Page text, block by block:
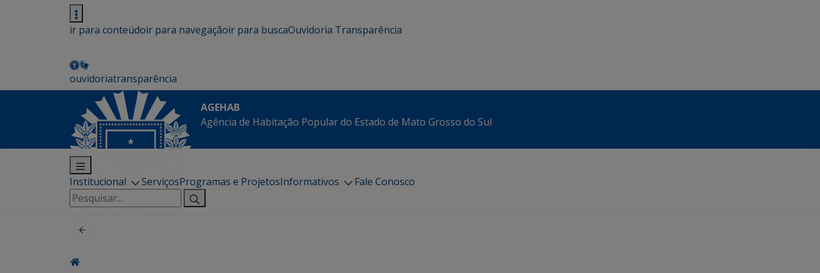
ir para conteúdoir para navegaçãoir para buscaOuvidoria Transparência
ouvidoriatransparência
AGEHAB
Agência de Habitação Popular do Estado de Mato Grosso do Sul
Institucional ServiçosProgramas e ProjetosInformativos
Fale Conosco
Pesquisar
por: